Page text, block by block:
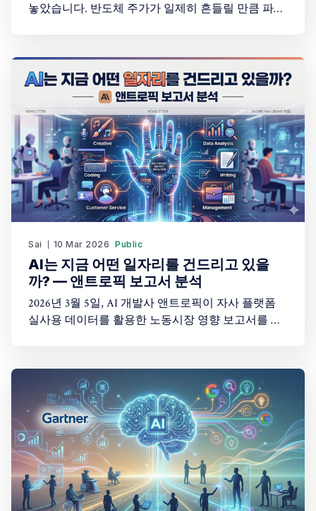
놓았습니다. 반도체 주가가 일제히 흔들릴 만큼 파급
요 AI코리아 뉴스레터 구독자 여러분 Sai 김진환입니
다. 어제 IT/반도체에서 떠들썩했던 이슈였습니다.
해당 내용에 대해서 AI코리아 뉴스레터에서 쉽게 정
리해봤습니다. AI에게 "기억력"
Sai 10 Mar 2026 Public
AI는 지금 어떤 일자리를 건드리고 있을
까? — 앤트로픽 보고서 분석
2026년 3월 5일, AI 개발사 앤트로픽이 자사 플랫폼
실사용 데이터를 활용한 노동시장 영향 보고서를 발
안녕하세요 AI코리아 뉴스레터 구독자 여러분 Sai 김
진환입니다. 오늘은 AI가 대체할 직업군들의 우선 순
위와 그 이유를 분석한 앤트로픽의 보고서를 분석해
봄으로써 우리가 AI시대 어떤 방향성을